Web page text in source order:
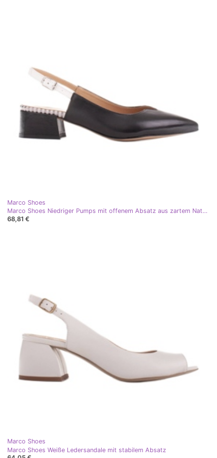
Marco Shoes
Marco Shoes Niedriger Pumps mit offenem Absatz aus zartem Naturleder weiß schwarz
68,81 €
Marco Shoes
Marco Shoes Weiße Ledersandale mit stabilem Absatz